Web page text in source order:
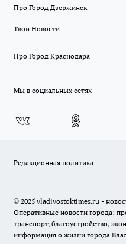
Про Город Дзержинск
Твои Новости
Про Город Краснодара
Мы в социальных сетях
Редакционная политика
© 2025 vladivostoktimes.ru -
Оперативные новости города:
транспорт, благоустройство,
информация о жизни города